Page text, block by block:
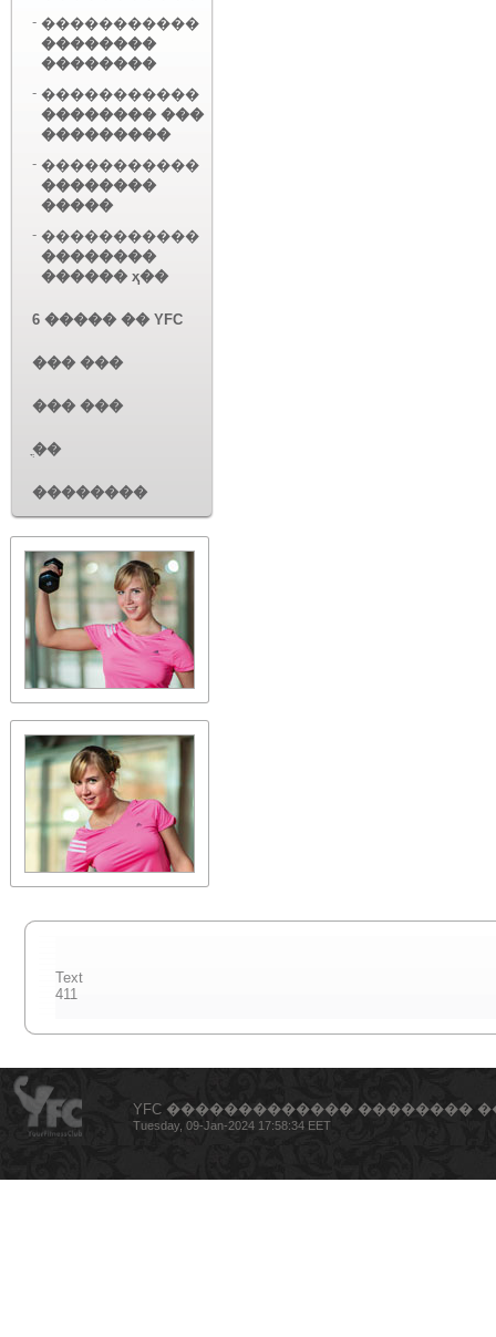
- �����������
��������
��������
- �����������
�������� ���
���������
- �����������
��������
�����
- �����������
��������
������ ҳ��
6 ����� �� YFC
��� ���
��� ���
ֳ��
��������
Text
411
YFC ������������� ��������
Tuesday, 09-Jan-2024 17:58:34 EET